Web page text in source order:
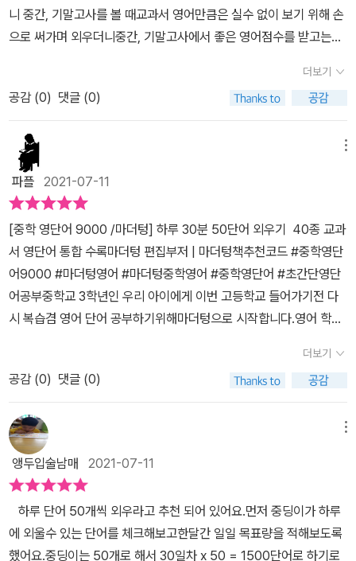
트를 하고 싶다면홈페이지에 무료로 제공되는 단어장을 프린트해서
활용하면 좋을 것 같아요. 접사에 따라 뜻이 달라지는 혼동 어휘-ly,
y More 어휘까지 수록하여 중학교 영단어를 더욱 확장시킬 수 있어
요. 9000단어! 하루 50단어씩 6개월이면 끝!아이와 함께 중학영단
어를 열심히 외워봐야겠어요~^^*
학교 1, 2, 3학년 40종 교과서를 철저히 분석하여 단어를 초급/중급/
고급 난이도 순서로 수록!​목차를 살펴보면 ​예비 중학생이 외워야 할
기초영단어 ​ 명사 대명사 동사 형용사 부사 전치사 접속사 감탄사 품
사별로초급, 중급, 고급으로 나눠져 있답니다.​​ 교육부 지정 초등 필수
수 있도록 합니다.알고 있는 단어도 있으니 하루 50개 17일 완성할
수 있는 학습 진도표입니다.​ 예비 중학생이 꼭 외워야 할 기초영단어
가 수록! 교육부 지정 초등 필수 영단어 855개 리스트를 보고 모르는
단어가 있는지 먼저 체크해보고 학습을 시작할 수 있습니다. 진도표
가 하루 50개 학습량입니다.초등필수 영단어 855개! 확인해보니 아
이가 알고 있는 단어도 있고 모르는 단어도 있답니다. 전혀 모르는 단
어를 50개씩 외우기에는 부담스러움이 있을수 있는데요초등단어로
알고 있는 단어들이 있어서 아는것은 복습한다고 생각하고모르는 단
어는 암기한다고 생각하고 순서대로 50개학습량으로 학습진도로 나
동 어휘들 체크해주고 있답니다.​ 초급 암기진도표는 2980단어 입니
다.50단어씩 60일 완성할수 있는 계획표입니다.목표를 세울때 무리
하게 세우기 보다는 할수 있을만큼 세우는것도 중요하다고 생각합니
다.중학영단어 9000 만나기전에 아이가 단어 20단어씩 외우고 있
었습니다.예비중학생이 외워야 할 기초영단어의 경우 초등단어들로
아이와 함께 알고 있는 단어들 체크하면서 많은 양을 알고 있어서계
획표대로 진행해도 무리 없겠다 생각하고 아이와 결정 했는데요.초급
으로 넘어가면 단어를 좀 조정해야 할것 같고 단어는 단시간 끝나고
마는것이 아니라 꾸준함이 중요하니까요.​ ​​ 명사 대명사 동사 형용사
부사 전치사 접속사 감탄사 품사별로초급, 중급, 고급으로 나눠져 있
니 중간, 기말고사를 볼 때교과서 영어만큼은 실수 없이 보기 위해 손
으로 써가며 외우더니중간, 기말고사에서 좋은 영어점수를 받고는영
곧 중2의 여름방학이에요. ​중학생의 반을 보낸 첫째. 이번 방학 동안
수학이며 영어, 그리고 부족하다고 느끼는 과학에 대한 학습계획을
잔뜩 세워놨는데그중 영단어는 <중학영단어 9000>을 다 외워볼 생
각이랍니다. 초급, 중급, 고급 난이도에 따로 주제별, 품사별로 구성난
이도에 따라 구분이 되어 있어요.초급 : 2980 단어중급 : 3122 단어
고급 : 2990 단어​초급, 중급, 고급 모두 품사별로 단어가 정리되어
있습니다. 맨 처음은 '초급'이전에 '예비 중학생이 외워야 할 교과부
지정 초등 필수 기초 영단어 암기 진도표'로초등 필수 영단어 854개
가 나와있어요. ​이 단어는 알고 초급으로 넘어가야 합니다!​중2인 린
이는 초급부터 하고 있어요. 초급 단어를 보고 비교적 쉽다고 하는데
이번 기회에 중학교 모든 단어를 완벽하게 외우고 넘어갔으면 해서초
급부터 하자고 했어요. ​예전에 영어 인강을 듣는데강사 선생님께서도
영단어를 잘 사용하지 않으면 잊어버리기 때문에선생님께서도 복습
에 복습을 하신다는 이야기를 하셨어요. ​손이 완전히 외울 수 있도록
chapter1 명사qr코드로 원어민 선생님의 발음을 직접 들으면서 써
볼 수가 있어요. ​첫날 아이가 qr코드로 듣는데아이도 저도 빵~ 터지
게 웃었는데 ​이유가 바로 0004 bank의 뜻 때문이었어요. ​원어민 선
생님께서 발음하시면남자 선생님께서 뜻을 읽어주시는데​은행. 먹는
은행이 아니고 돈을 저금하고 거래하는 oo 은행.​듣자마자 저랑 아이
가 크게 웃었답니다. ​헷갈려 하는 친구들이 있어서일까요?먹는 은행
이 아니라고 콕 집어 알려주시네요. ​아이도 저도 영단어 '은행'을 이렇
더보기
공감 (0) 댓글 (0)
파플 2021-07-11
[중학 영단어 9000 /마더텅] 하루 30분 50단어 외우기 40종 교과
서 영단어 통합 수록마더텅 편집부저 | 마더텅책추천코드 #중학영단
어9000 #마더텅영어 #마더텅중학영어 #중학영단어 #초간단영단
어공부중학교 3학년인 우리 아이에게 이번 고등학교 들어가기전 다
시 복습겸 영어 단어 공부하기위해마더텅으로 시작합니다.영어 학원
영단어,특히 중학 내신부터, 외고 과학고, 자사고, 국제고 토일 토플
텝스 시험 대비로도 딱인 영단어 총정리 마더텅중학 영단어 9000 알
고 계세요?영단어 만큼은 미리 준비해두면 평생 써먹는 영어인지라,
중학교 3학년에서 마스터 하기 위해서 이번에 접하게 되었네요. 우
선 하루 30분 50단어씩 180일 완성!거의 고등학교를 앞두고 딱 공
부하면 좋겠다 생각했어요.무엇보다 교과부 지정 초등 필수 영단어 8
54개와 중학교 1,2,3학년 주요 교과서 수록된 단어, 복합어, 숙어, 9
000개를 제공하는 마더텅 영단어단어부터 발음기호 중요 뜻까지 깔
끔하게 정리되어 있어서 딱 좋네요.특히, 초급, 중급, 고급으로 나뉘어
더보기
공감 (0) 댓글 (0)
앵두입술남매 2021-07-11
​​ ​​ ​ 하루 단어 50개씩 외우라고 추천 되어 있어요.먼저 중딩이가 하루
에 외울수 있는 단어를 체크해보고한달간 일일 목표량을 적해보도록
했어요.​중딩이는 50개로 해서 30일차 x 50 = 1500단어로 하기로